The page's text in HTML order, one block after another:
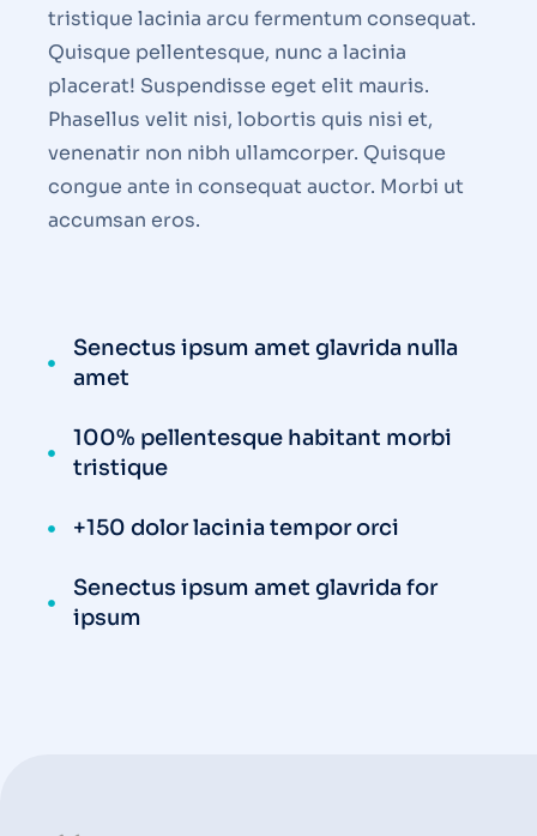
tristique lacinia arcu fermentum consequat.
Quisque pellentesque, nunc a lacinia
placerat! Suspendisse eget elit mauris.
Phasellus velit nisi, lobortis quis nisi et,
venenatir non nibh ullamcorper. Quisque
congue ante in consequat auctor. Morbi ut
accumsan eros.
Senectus ipsum amet glavrida nulla
amet
100% pellentesque habitant morbi
tristique
+150 dolor lacinia tempor orci
Senectus ipsum amet glavrida for
ipsum